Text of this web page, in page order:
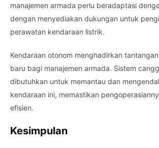
manajemen armada perlu beradaptasi
dengan menyediakan dukungan untuk
perawatan kendaraan listrik.
Kendaraan otonom menghadirkan
baru bagi manajemen armada. Sistem
dibutuhkan untuk memantau dan
kendaraan ini, memastikan
efisien.
Kesimpulan